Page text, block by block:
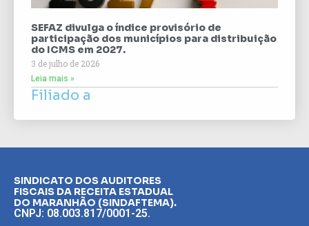
SEFAZ divulga o índice provisório de
participação dos municípios para distribuição
do ICMS em 2027.
3 de julho de 2026
Leia mais »
Filiado a
SINDICATO DOS AUDITORES
FISCAIS DA RECEITA ESTADUAL
DO MARANHÃO (SINDAFTEMA).
CNPJ: 08.003.817/0001-25.